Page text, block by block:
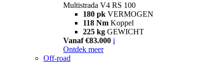
Multistrada V4 RS 100
180 pk VERMOGEN
118 Nm Koppel
225 kg GEWICHT
Vanaf €83.000 i
Ontdek meer
Off-road